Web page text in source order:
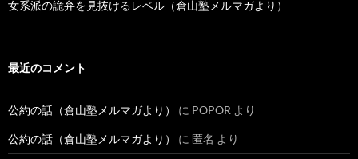
女系派の詭弁を見抜けるレベル（倉山塾メルマガより）
最近のコメント
公約の話（倉山塾メルマガより） に POPOR より
公約の話（倉山塾メルマガより） に 匿名 より